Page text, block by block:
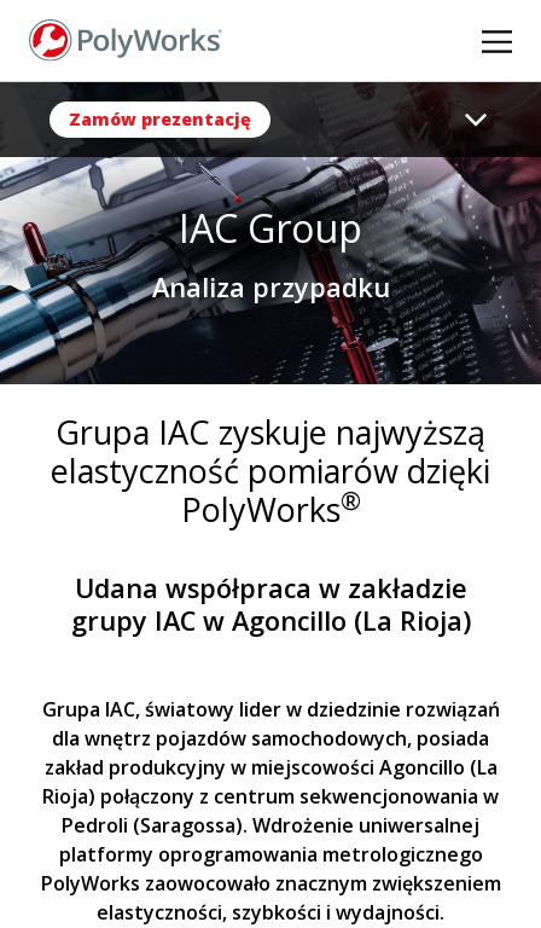
Przejdź
Zamów prezentację
IAC Group
Analiza przypadku
Grupa IAC zyskuje najwyższą
elastyczność pomiarów dzięki
PolyWorks®
Udana współpraca w zakładzie
grupy IAC w Agoncillo (La Rioja)
Grupa IAC, światowy lider w dziedzinie rozwiązań
dla wnętrz pojazdów samochodowych, posiada
zakład produkcyjny w miejscowości Agoncillo (La
Rioja) połączony z centrum sekwencjonowania w
Pedroli (Saragossa). Wdrożenie uniwersalnej
platformy oprogramowania metrologicznego
PolyWorks zaowocowało znacznym zwiększeniem
elastyczności, szybkości i wydajności.